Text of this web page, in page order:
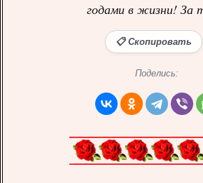
годами в жизни! За
📋 Скопировать
Поделись: